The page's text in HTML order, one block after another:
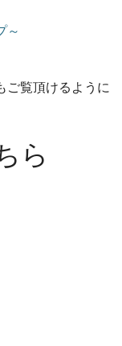
～
ご覧頂けるように
ら